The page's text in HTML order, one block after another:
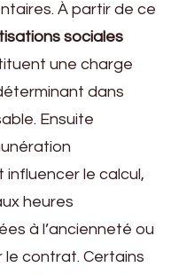
À partir de ce
sociales
une charge
dans
Ensuite
le calcul,
heures
à l’ancienneté ou
le contrat. Certains